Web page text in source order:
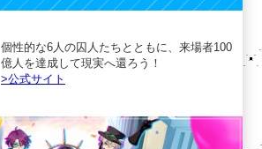
個性的な6人の囚人たちとともに、来場者100
億人を達成して現実へ還ろう！
>公式サイト